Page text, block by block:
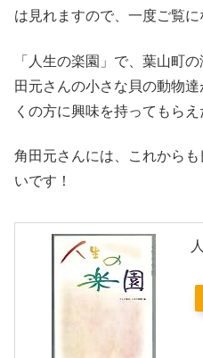
は見れますので、一度ご覧に
「人生の楽園」で、葉山町
田元さんの小さな貝の動物
くの方に興味を持ってもらえ
角田元さんには、これから
いです！